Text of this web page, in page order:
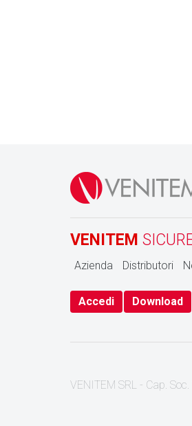
VENITEM
Azienda Distributori
Accedi Download
VENITEM SRL - Cap.